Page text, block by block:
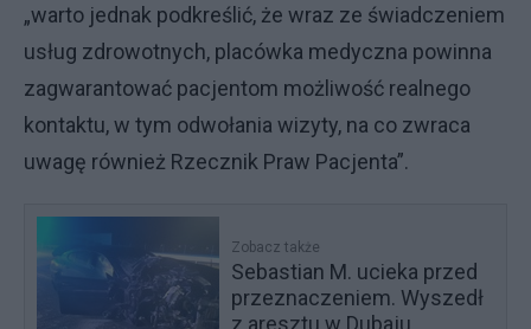
„warto jednak podkreślić, że wraz ze świadczeniem
usług zdrowotnych, placówka medyczna powinna
zagwarantować pacjentom możliwość realnego
kontaktu, w tym odwołania wizyty, na co zwraca
uwagę również Rzecznik Praw Pacjenta”.
Zobacz także
Sebastian M. ucieka przed
przeznaczeniem. Wyszedł
z aresztu w Dubaju